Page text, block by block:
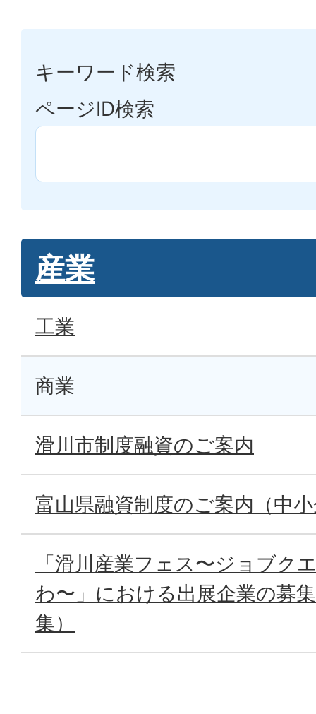
キーワード検索
ページID検索
産業
工業
商業
滑川市制度融資のご案内
富山県融資制度のご案内（中
「滑川産業フェス〜ジョブク
わ〜」における出展企業の募
集）